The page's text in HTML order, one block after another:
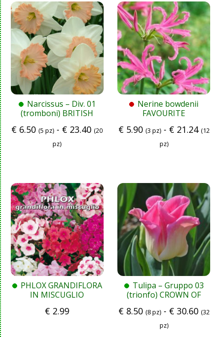
Narcissus – Div. 01
(tromboni) BRITISH
€ 6.50 (5 pz) - € 23.40 (20
pz)
Nerine bowdenii
FAVOURITE
€5.90 (3 pz)- €21.24 (12
pz)
PHLOX GRANDIFLORA
IN MISCUGLIO
€ 2.99
Tulipa – Gruppo 03
(trionfo) CROWN OF
€8.50 (8 pz)- €30.60 (32
pz)